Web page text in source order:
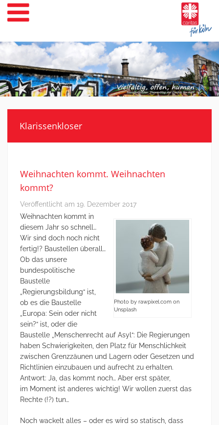
Weiter
zum
Inhalt
Klarissenkloser
Weihnachten kommt. Weihnachten
kommt?
Veröffentlicht am 19. Dezember 2017
Photo by rawpixel.com on
Unsplash
Weihnachten kommt in
diesem Jahr so schnell…
Wir sind doch noch nicht
fertig!? Baustellen überall…
Ob das unsere
bundespolitische
Baustelle
„Regierungsbildung“ ist,
ob es die Baustelle
„Europa: Sein oder nicht
sein?“ ist, oder die
Baustelle „Menschenrecht auf Asyl“: Die Regierungen
haben Schwierigkeiten, den Platz für Menschlichkeit
zwischen Grenzzäunen und Lagern oder Gesetzen und
Richtlinien einzubauen und aufrecht zu erhalten.
Antwort: Ja, das kommt noch… Aber erst später,
im Moment ist anderes wichtig! Wir wollen zuerst das
Rechte (!?) tun…
Noch wackelt alles – oder es wird so statisch, dass